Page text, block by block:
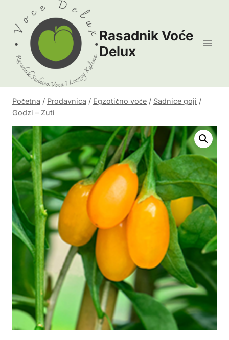
content
Rasadnik Voće
Delux
Početna / Prodavnica / Egzotično voće / Sadnice goji /
Godzi – Zuti